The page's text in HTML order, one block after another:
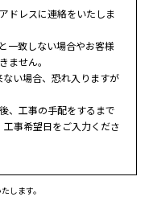
ドレスに連絡をいたしま
一致しない場合やお客様
ません。
い場合、恐れ入りますが
、工事の手配をするまで
事希望日をご入力くださ
します。